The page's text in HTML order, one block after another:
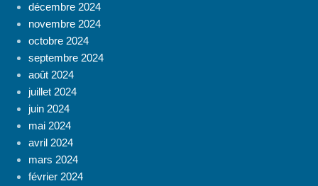
décembre 2024
novembre 2024
octobre 2024
septembre 2024
août 2024
juillet 2024
juin 2024
mai 2024
avril 2024
mars 2024
février 2024